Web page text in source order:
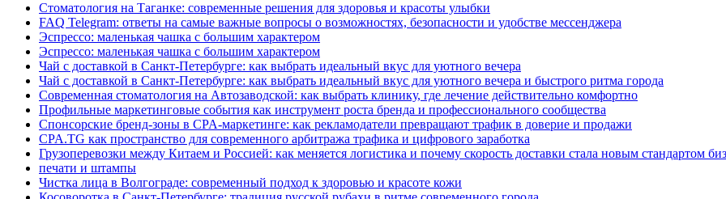
Стоматология на Таганке: современные решения для здоровья и красоты улыбки
FAQ Telegram: ответы на самые важные вопросы о возможностях, безопасности и удобстве мессенджера
Эспрессо: маленькая чашка с большим характером
Эспрессо: маленькая чашка с большим характером
Чай с доставкой в Санкт-Петербурге: как выбрать идеальный вкус для уютного вечера
Чай с доставкой в Санкт-Петербурге: как выбрать идеальный вкус для уютного вечера и быстрого ритма города
Современная стоматология на Автозаводской: как выбрать клинику, где лечение действительно комфортно
Профильные маркетинговые события как инструмент роста бренда и профессионального сообщества
Спонсорские бренд-зоны в CPA-маркетинге: как рекламодатели превращают трафик в доверие и продажи
CPA.TG как пространство для современного арбитража трафика и цифрового заработка
Грузоперевозки между Китаем и Россией: как меняется логистика и почему скорость доставки стала новым стандартом
печати и штампы
Чистка лица в Волгограде: современный подход к здоровью и красоте кожи